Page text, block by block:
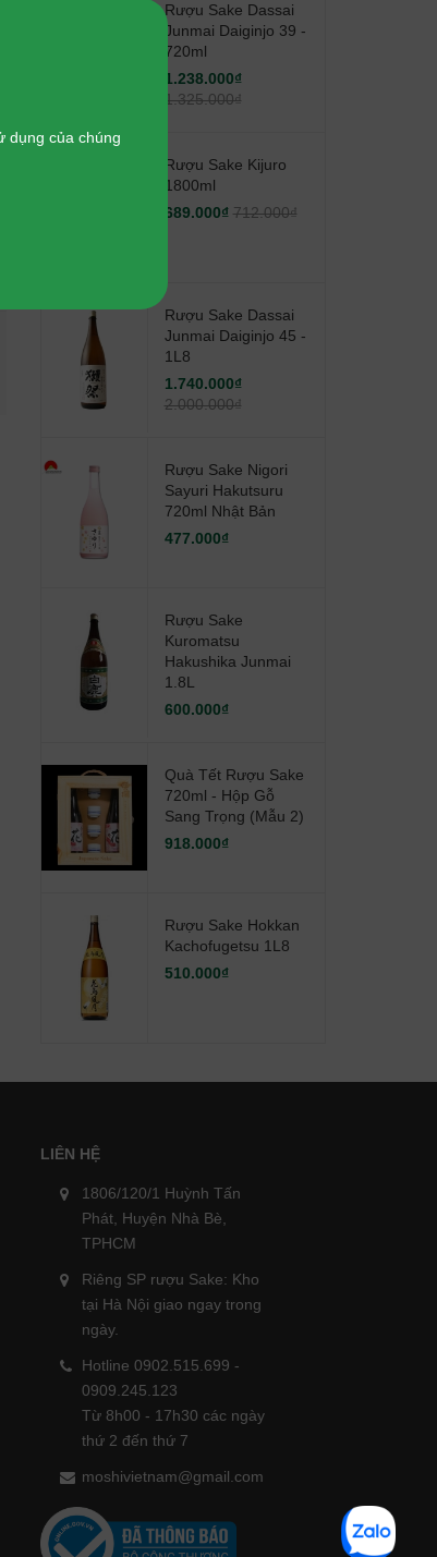
Rượu Sake Dassai Junmai
Daiginjo 45 - 1L8
1.740.000₫ 2.000.000₫
Rượu Sake Dassai
Junmai Daiginjo 39 -
720ml
1.238.000₫
1.325.000₫
Rượu Sake Kijuro
1800ml
689.000₫ 712.000₫
Rượu Sake Dassai
Junmai Daiginjo 45 -
1L8
1.740.000₫
2.000.000₫
Rượu Sake Nigori
Sayuri Hakutsuru
720ml Nhật Bản
477.000₫
Rượu Sake
Kuromatsu
Hakushika Junmai
1.8L
600.000₫
Quà Tết Rượu Sake
720ml - Hộp Gỗ
Sang Trọng (mẫu 2)
918.000₫
Rượu Sake Hokkan
Kachofugetsu 1L8
510.000₫
dụng của chúng
LIÊN HỆ
1806/120/1 Huỳnh Tấn
Phát, Huyện Nhà Bè,
TPHCM
Riêng SP rượu Sake: Kho
tại Hà Nội giao ngay trong
ngày.
Hotline 0902.515.699 -
0909.245.123
Từ 8h00 - 17h30 các ngày
thứ 2 đến thứ 7
moshivietnam@gmail.com